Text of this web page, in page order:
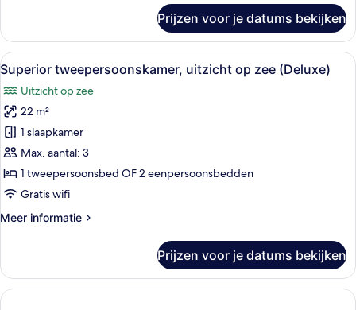
Child)
laden
tweepersoonskamer,
uitzicht
op
zee
(Deluxe
Adult
+
1
Child)
Prijzen voor je datums bekijken
Alle
foto's
voor
Superior
tweepersoonskamer,
uitzicht
op
zee
laden
Een moderne hotelkamer met een
11
Superior tweepersoonskamer, uitzicht op zee (Deluxe)
Uitzicht op zee
22 m²
1 slaapkamer
Max. aantal: 3
1 tweepersoonsbed OF 2 eenpersoonsbedden
Gratis wifi
Meer informatie
Meer
tweepersoonskamer,
uitzicht
op
Prijzen voor je datums bekijken